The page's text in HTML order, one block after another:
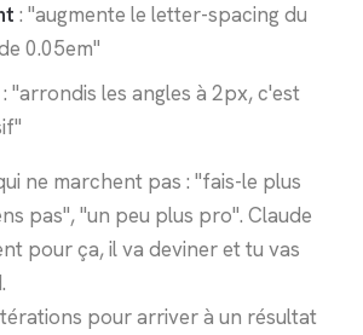
: "augmente le letter-spacing du
0.05em"
: "arrondis les angles à 2px, c'est
ne marchent pas : "fais-le plus
pas", "un peu plus pro". Claude
pour ça, il va deviner et tu vas
pour arriver à un résultat